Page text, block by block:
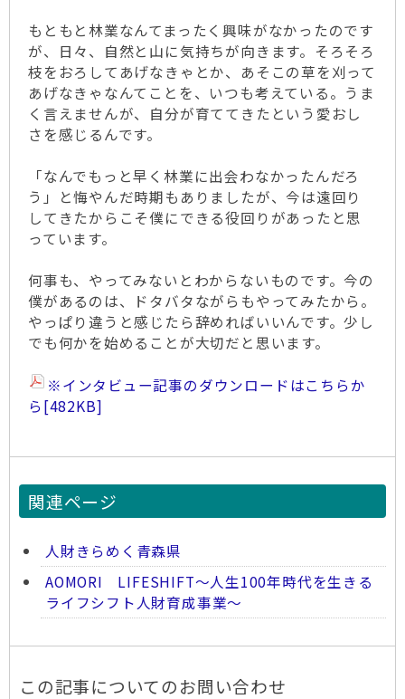
もともと林業なんてまったく興味がなかったのです
が、日々、自然と山に気持ちが向きます。そろそろ
枝をおろしてあげなきゃとか、あそこの草を刈って
あげなきゃなんてことを、いつも考えている。うま
く言えませんが、自分が育ててきたという愛おし
さを感じるんです。
「なんでもっと早く林業に出会わなかったんだろ
う」と悔やんだ時期もありましたが、今は遠回り
してきたからこそ僕にできる役回りがあったと思
っています。
何事も、やってみないとわからないものです。今の
僕があるのは、ドタバタながらもやってみたから。
やっぱり違うと感じたら辞めればいいんです。少し
でも何かを始めることが大切だと思います。
※インタビュー記事のダウンロードはこちらか
ら[482KB]
関連ページ
人財きらめく青森県
AOMORI LIFESHIFT～人生100年時代を生きる
ライフシフト人財育成事業～
この記事についてのお問い合わせ